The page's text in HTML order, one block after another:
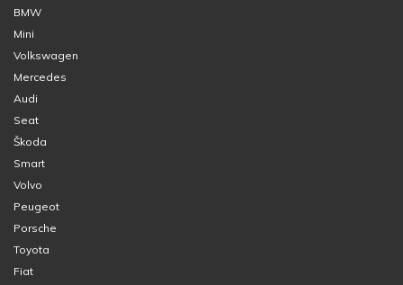
BMW
Mini
Volkswagen
Mercedes
Audi
Seat
Škoda
Smart
Volvo
Peugeot
Porsche
Toyota
Fiat